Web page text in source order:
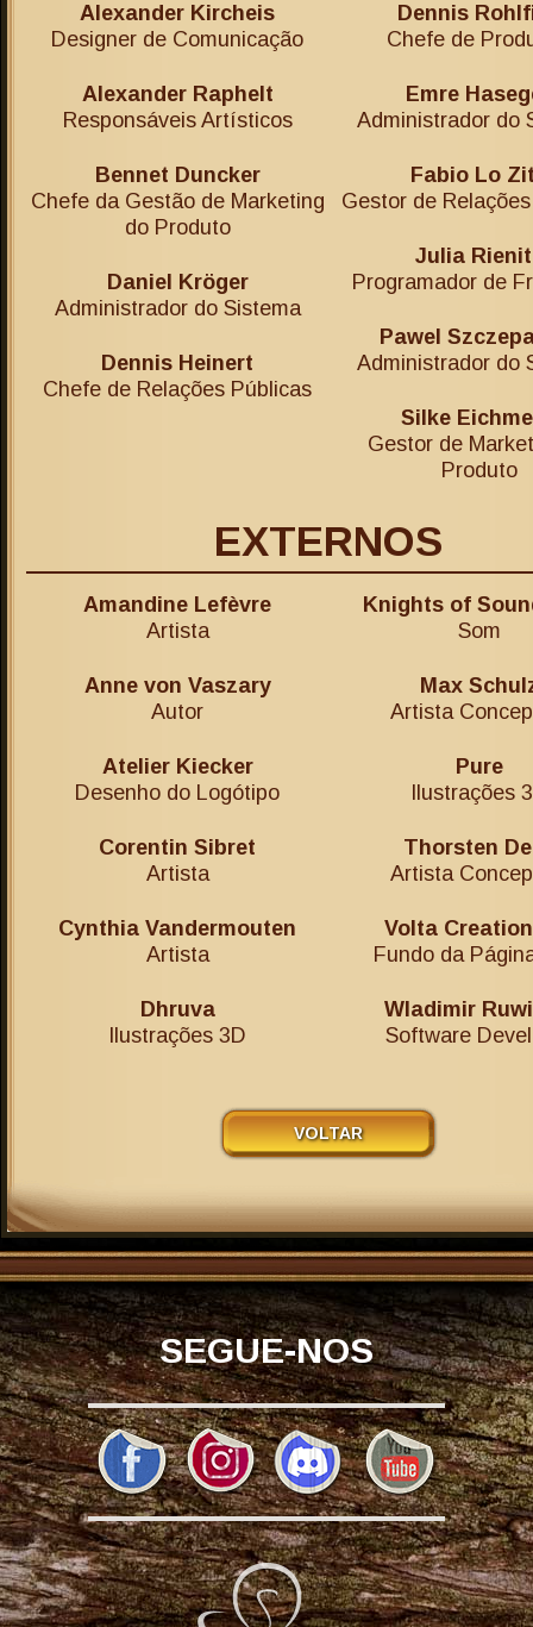
Alexander Kircheis
Designer de Comunicação
Alexander Raphelt
Responsáveis Artísticos
Bennet Duncker
Chefe da Gestão de Marketing
do Produto
Daniel Kröger
Administrador do Sistema
Dennis Heinert
Chefe de Relações Públicas
Dennis
Chefe de
Emre
Administrador do
Fabio Lo
Gestor de
Julia
Programador de
Pawel
Administrador do
Silke
Gestor de
Produto
EXTERNOS
Amandine Lefèvre
Artista
Anne von Vaszary
Autor
Atelier Kiecker
Desenho do Logótipo
Corentin Sibret
Artista
Cynthia Vandermouten
Artista
Dhruva
Ilustrações 3D
Knights of
Som
Max
Artista
Pure
Ilustrações
Thorsten
Artista
Volta
Fundo da
Wladimir
Software
VOLTAR
SEGUE-NOS